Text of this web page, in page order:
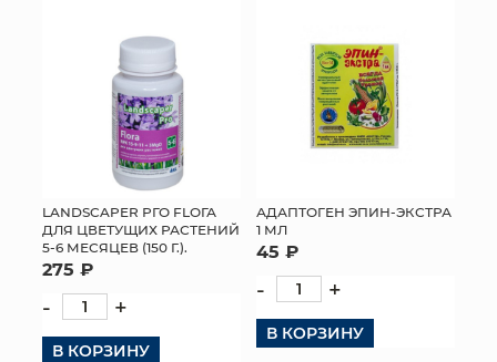
ГРУНТЫ И УДОБРЕНИЯ
ПРЕДМЕТЫ ИНТЕРЬЕРА
КОРЗИНЫ
ЯЩИКИ
СУНДУКИ
LANDSCAPER РГО FLОГА
ДЛЯ ЦВЕТУЩИХ РАСТЕНИЙ
5-6 МЕСЯЦЕВ (150 Г.).
275 ₽
- +
В КОРЗИНУ
АДАПТОГЕН ЭПИН-ЭКСТРА
1 МЛ
45 ₽
- +
В КОРЗИНУ